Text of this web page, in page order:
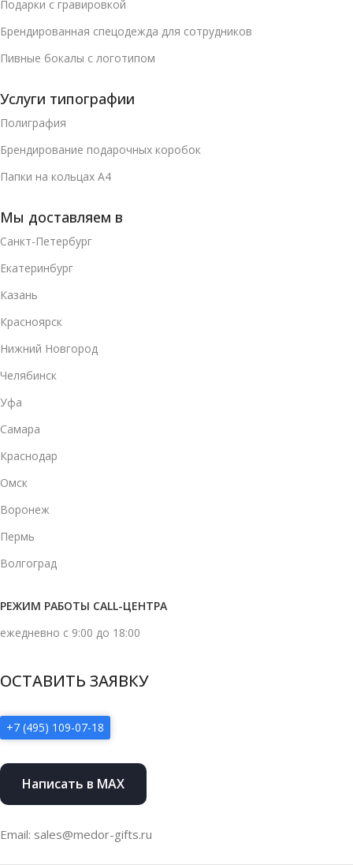
Подарки с гравировкой
Брендированная спецодежда для сотрудников
Пивные бокалы с логотипом
Услуги типографии
Полиграфия
Брендирование подарочных коробок
Папки на кольцах А4
Мы доставляем в
Санкт-Петербург
Екатеринбург
Казань
Красноярск
Нижний Новгород
Челябинск
Уфа
Самара
Краснодар
Омск
Воронеж
Пермь
Волгоград
РЕЖИМ РАБОТЫ CALL-ЦЕНТРА
ежедневно с 9:00 до 18:00
ОСТАВИТЬ ЗАЯВКУ
+7 (495) 109-07-18
Написать в MAX
Email: sales@medor-gifts.ru